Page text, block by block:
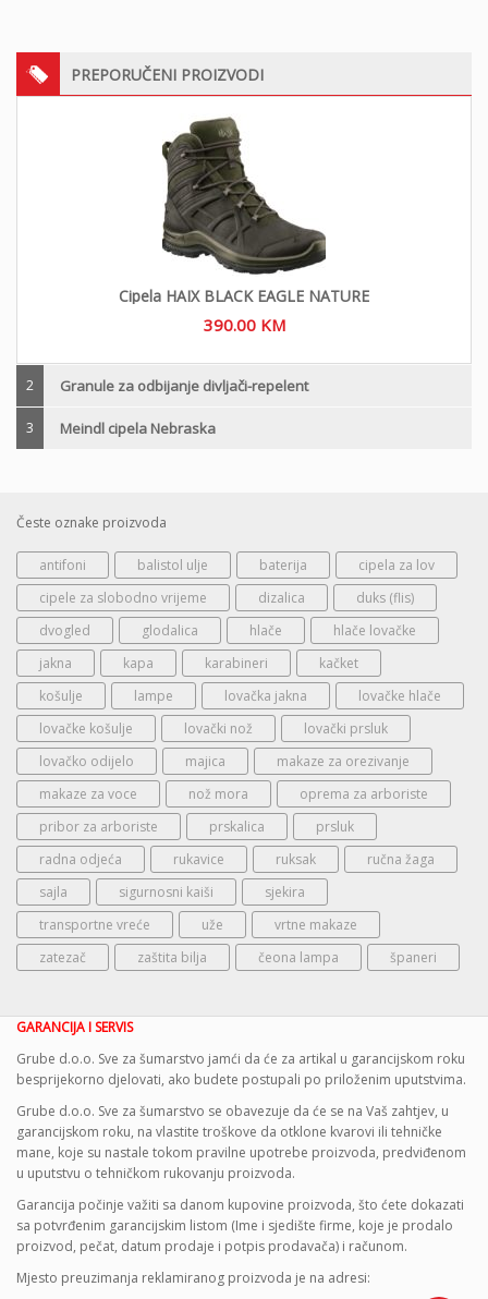
PREPORUČENI PROIZVODI
Cipela HAIX BLACK EAGLE NATURE
390.00 KM
2 Granule za odbijanje divljači-repelent
3 Meindl cipela Nebraska
Česte oznake proizvoda
antifoni balistol ulje baterija
cipela za lov
cipele za slobodno vrijeme
dizalica
duks (flis)
dvogled
glodalica hlače
hlače lovačke
jakna
kapa karabineri
kačket
košulje
lampe lovačka jakna
lovačke hlače
lovačke košulje
lovački nož
lovački prsluk
lovačko odijelo
majica
makaze za orezivanje
makaze za voce
nož mora
oprema za arboriste
pribor za arboriste
prskalica
prsluk
radna odjeća
rukavice ruksak
ručna žaga
sajla
sigurnosni kaiši
sjekira
transportne vreće
uže
vrtne makaze
zatezač
zaštita bilja čeona lampa španeri
GARANCIJA I SERVIS
Grube d.o.o. Sve za šumarstvo jamći da će za artikal u garancijskom roku
besprijekorno djelovati, ako budete postupali po priloženim uputstvima.
Grube d.o.o. Sve za šumarstvo se obavezuje da će se na Vaš zahtjev, u
garancijskom roku, na vlastite troškove da otklone kvarovi ili tehničke
mane, koje su nastale tokom pravilne upotrebe proizvoda, predviđenom
u uputstvu o tehničkom rukovanju proizvoda.
Garancija počinje važiti sa danom kupovine proizvoda, što ćete dokazati
sa potvrđenim garancijskim listom (Ime i sjedište firme, koje je prodalo
proizvod, pečat, datum prodaje i potpis prodavača) i računom.
Mjesto preuzimanja reklamiranog proizvoda je na adresi: